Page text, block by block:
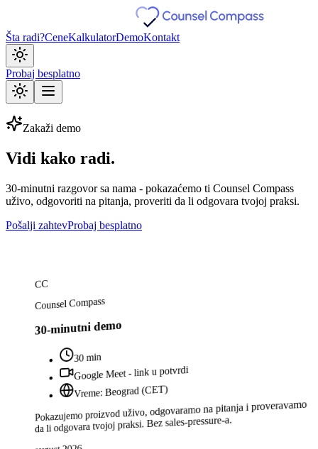
Šta radi?CeneKalkulatorDemoKontakt
Probaj besplatno
Zakaži demo
Vidi kako radi.
30-minutni razgovor sa nama - pokazaćemo ti Counsel Compass
uživo, odgovoriti na pitanja, proveriti da li odgovara tvojoj praksi.
Pošalji zahtevProbaj besplatno
CC
Counsel Compass
30-minutni demo
30 min
Google Meet - link u potvrdi
Vreme: Beograd (CET)
Pokazujemo proizvod uživo, odgovaramo na pitanja i proveravamo
da li odgovara tvojoj praksi. Bez sales-pressure-a.